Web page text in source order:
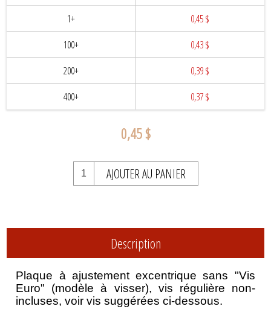
1+
100+
200+
400+
0,45 $
0,43 $
0,39 $
0,37 $
0,45 $
AJOUTER AU PANIER
Description
Plaque à ajustement excentrique sans "Vis
Euro" (modèle à visser), vis régulière non-
incluses, voir vis suggérées ci-dessous.